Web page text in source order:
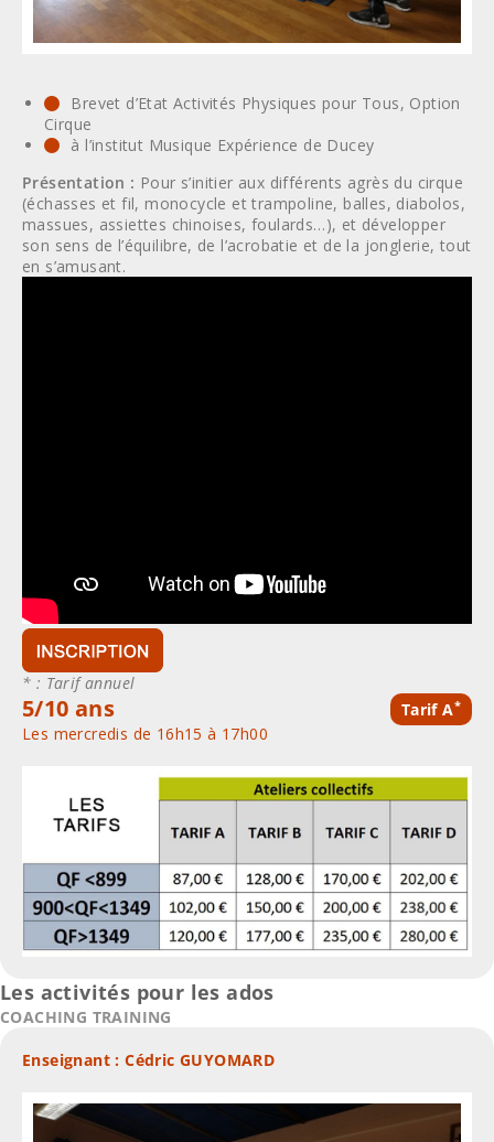
Brevet d’Etat Activités Physiques pour Tous, Option
Cirque
à l’institut Musique Expérience de Ducey
Présentation : Pour s’initier aux différents agrès du cirque
(échasses et fil, monocycle et trampoline, balles, diabolos,
massues, assiettes chinoises, foulards…), et développer
son sens de l’équilibre, de l’acrobatie et de la jonglerie, tout
en s’amusant.
* : Tarif annuel
5/10 ans Tarif A*
Les mercredis de 16h15 à 17h00
Les activités pour les ados
COACHING TRAINING
Enseignant : Cédric GUYOMARD